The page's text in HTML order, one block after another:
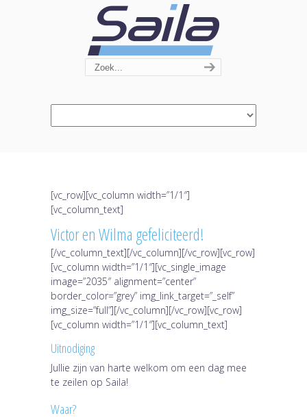
[vc_row][vc_column width=”1/1″]
[vc_column_text]
Victor en Wilma gefeliciteerd!
[/vc_column_text][/vc_column][/vc_row][vc_row]
[vc_column width=”1/1″][vc_single_image
image=”2035″ alignment=”center”
border_color=”grey” img_link_target=”_self”
img_size=”full”][/vc_column][/vc_row][vc_row]
[vc_column width=”1/1″][vc_column_text]
Uitnodiging
Jullie zijn van harte welkom om een dag mee
te zeilen op Saila!
Waar?